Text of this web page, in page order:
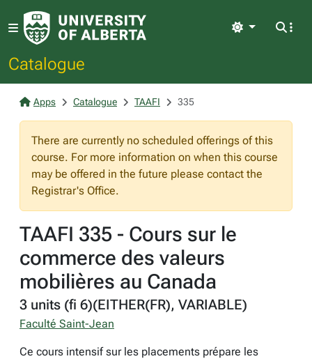
Catalogue
Light
Apps Catalogue TAAFI 335
There are currently no scheduled offerings of this
course. For more information on when this course
may be offered in the future please contact the
Registrar's Office.
TAAFI 335 - Cours sur le
commerce des valeurs
mobilières au Canada
3 units (fi 6)(EITHER(FR), VARIABLE)
Faculté Saint-Jean
Ce cours intensif sur les placements prépare les